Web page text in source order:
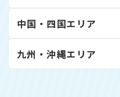
中国・四国エリア
九州・沖縄エリア